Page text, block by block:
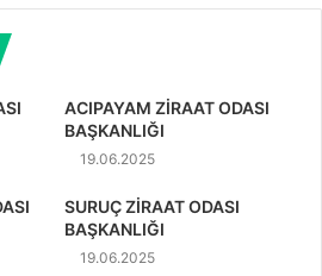
ACIPAYAM ZİRAAT ODASI
BAŞKANLIĞI
19.06.2025
SURUÇ ZİRAAT ODASI
BAŞKANLIĞI
19.06.2025